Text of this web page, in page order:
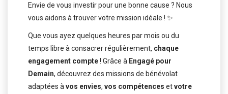
Envie de vous investir pour une bonne cause ? Nous
vous aidons à trouver votre mission idéale ! ✨
Que vous ayez quelques heures par mois ou du
temps libre à consacrer régulièrement, chaque
engagement compte! Grâce à Engagé pour
Demain, découvrez des missions de bénévolat
adaptées à vos envies, vos compétences etvotre